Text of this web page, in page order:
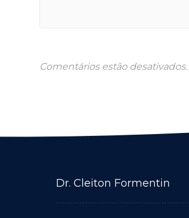
Comentários estão desativados.
Dr. Cleiton Formentin